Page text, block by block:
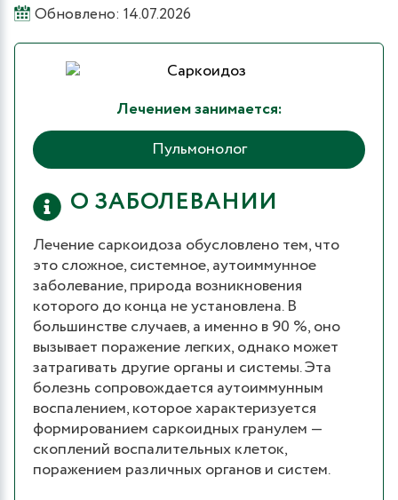
Обновлено: 14.07.2026
Лечением занимается:
Пульмонолог
О ЗАБОЛЕВАНИИ
Лечение саркоидоза обусловлено тем, что
это сложное, системное, аутоиммунное
заболевание, природа возникновения
которого до конца не установлена. В
большинстве случаев, а именно в 90 %, оно
вызывает поражение легких, однако может
затрагивать другие органы и системы. Эта
болезнь сопровождается аутоиммунным
воспалением, которое характеризуется
формированием саркоидных гранулем —
скоплений воспалительных клеток,
поражением различных органов и систем.